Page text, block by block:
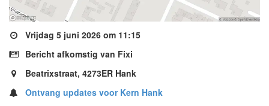
Vrijdag 5 juni 2026 om 11:15
Bericht afkomstig van Fixi
Beatrixstraat, 4273ER Hank
Ontvang updates voor Kern Hank